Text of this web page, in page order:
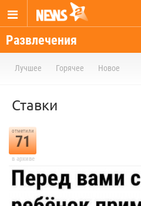
Развлечения
Лучшее Горячее Новое
Ставки
отметили
71
в архиве